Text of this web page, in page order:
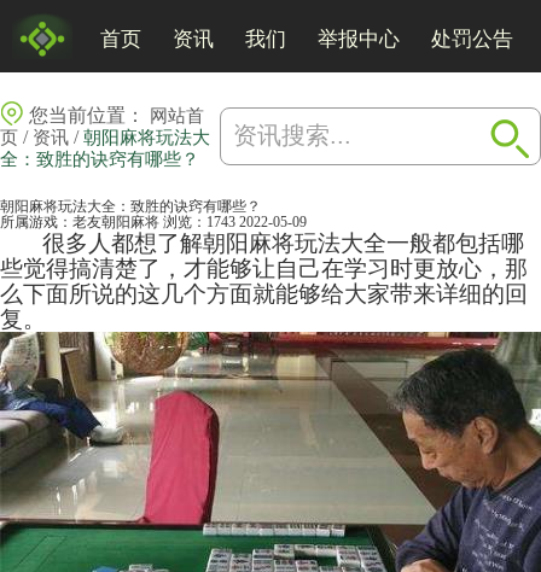
首页 资讯 我们 举报中心 处罚公告
您当前位置：
网站首
页 / 资讯 /朝阳麻将玩法大
全：致胜的诀窍有哪些？
朝阳麻将玩法大全：致胜的诀窍有哪些？
所属游戏： 老友朝阳麻将 浏览：1743 2022-05-09
很多人都想了解朝阳 麻将玩法大全一般都包括哪
些觉得搞清楚了，才能够让自己在学习时更放心，那
么下面所说的这几个方面就能够给大家带来详细的回
复。